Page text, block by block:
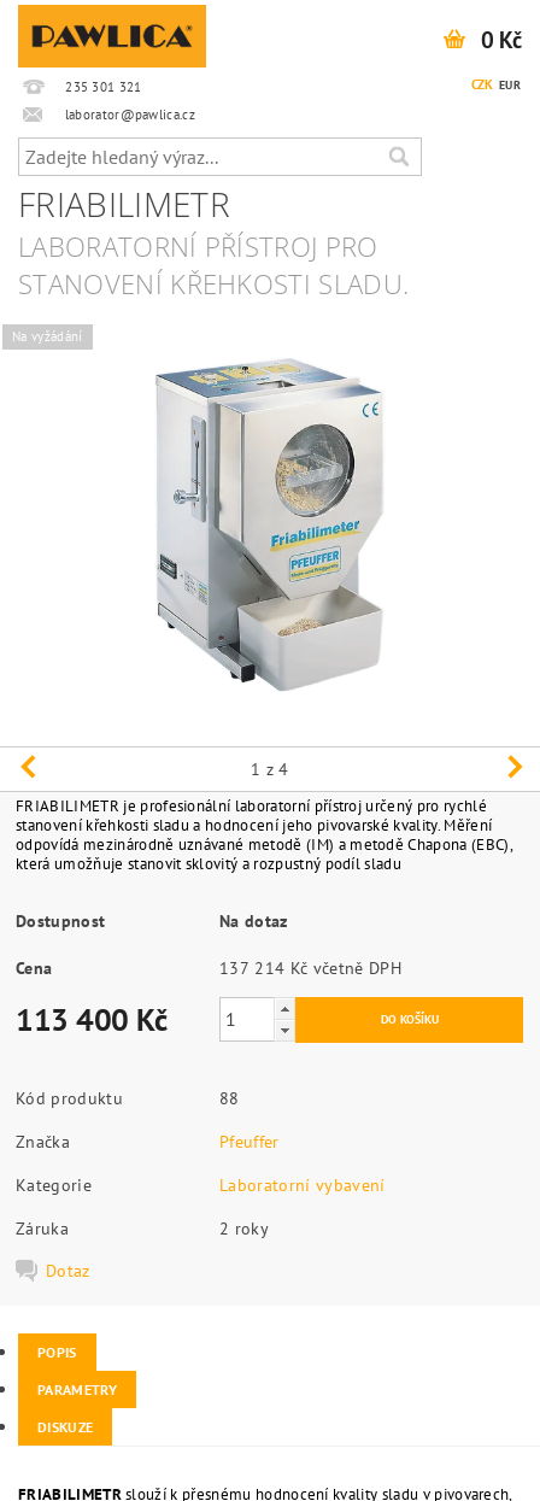
235 301 321
laborator@pawlica.cz
CZK EUR
0 Kč
FRIABILIMETR
LABORATORNÍ PŘÍSTROJ PRO
STANOVENÍ KŘEHKOSTI SLADU.
Na vyžádání
1 z 4
FRIABILIMETR je profesionální laboratorní přístroj určený pro rychlé
stanovení křehkosti sladu a hodnocení jeho pivovarské kvality. Měření
odpovídá mezinárodně uznávané metodě (IM) a metodě Chapona (EBC),
která umožňuje stanovit sklovitý a rozpustný podíl sladu
Dostupnost Na dotaz
Cena 137 214 Kč včetně DPH
113 400 Kč
Kód produktu
88
Značka
Pfeuffer
Kategorie
Laboratorní vybavení
Záruka
2 roky
Dotaz
POPIS
PARAMETRY
DISKUZE
FRIABILIMETRslouží k přesnému hodnocení kvality sladu v pivovarech,